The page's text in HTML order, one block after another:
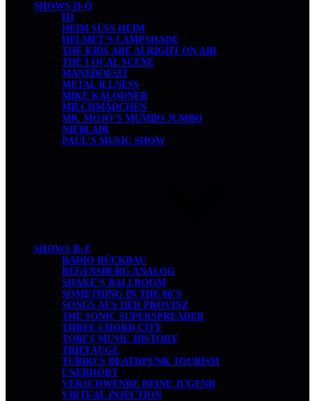
SHOWS H-Q
H1
HEIM SÜSS HEIM
HELMET’S LAMPSHADE
THE KIDS ARE ALRIGHT ON AIR
THE LOCAL SCENE
MANEDOESIT
METAL ILLNESS
MIKE KALODNER
MILCHMÄDCHEN
MR. MOJO’S MUMBO JUMBO
NIEBLAIR
PAUL’S MUSIC SHOW
SHOWS R-Z
RADIO RÜCKBAU
REGENSBURG ANALOG
SHAKE’S BALLROOM
SOMETHING IN THE 80’S
SONGS AUS DER PROVINZ
THE SONIC SUPERSPREADER
THREE CHORD CITY
TOBI’S MUSIC HISTORY
TRIEFAUGE
TURBO’S DEATHPUNK TOURISM
UNERHÖRT
VERSCHWENDE DEINE JUGEND
VIRTUAL INJECTION